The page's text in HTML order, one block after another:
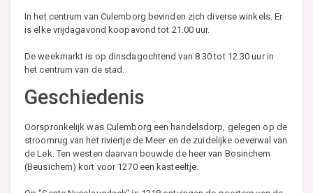
In het centrum van Culemborg bevinden zich diverse winkels. Er
is elke vrijdagavond koopavond tot 21.00 uur.
De weekmarkt is op dinsdagochtend van 8.30 tot 12.30 uur in
het centrum van de stad.
Geschiedenis
Oorspronkelijk was Culemborg een handelsdorp, gelegen op de
stroomrug van het riviertje de Meer en de zuidelijke oeverwal van
de Lek. Ten westen daarvan bouwde de heer van Bosinchem
(Beusichem) kort voor 1270 een kasteeltje.